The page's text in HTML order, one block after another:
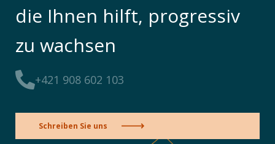
die Ihnen hilft, progressiv
zu wachsen
+421 908 602 103
Schreiben Sie uns